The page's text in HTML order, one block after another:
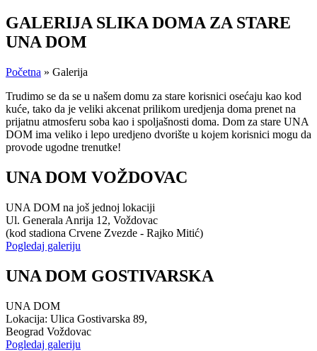
GALERIJA SLIKA DOMA ZA STARE
UNA DOM
Početna » Galerija
Trudimo se da se u našem domu za stare korisnici osećaju kao kod
kuće, tako da je veliki akcenat prilikom uredjenja doma prenet na
prijatnu atmosferu soba kao i spoljašnosti doma. Dom za stare UNA
DOM ima veliko i lepo uredjeno dvorište u kojem korisnici mogu da
provode ugodne trenutke!
UNA DOM VOŽDOVAC
UNA DOM na još jednoj lokaciji
Ul. Generala Anrija 12, Voždovac
(kod stadiona Crvene Zvezde - Rajko Mitić)
Pogledaj galeriju
UNA DOM GOSTIVARSKA
UNA DOM
Lokacija: Ulica Gostivarska 89,
Beograd Voždovac
Pogledaj galeriju